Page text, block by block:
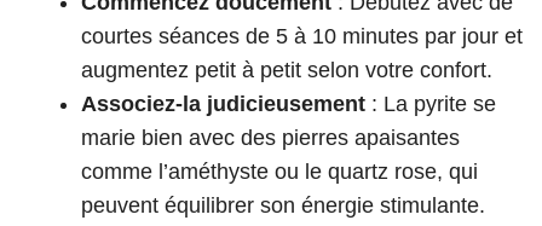
courtes séances de 5 à 10 minutes par jour et
augmentez petit à petit selon votre confort.
Associez-la judicieusement : La pyrite se
marie bien avec des pierres apaisantes
comme l’améthyste ou le quartz rose, qui
peuvent équilibrer son énergie stimulante.